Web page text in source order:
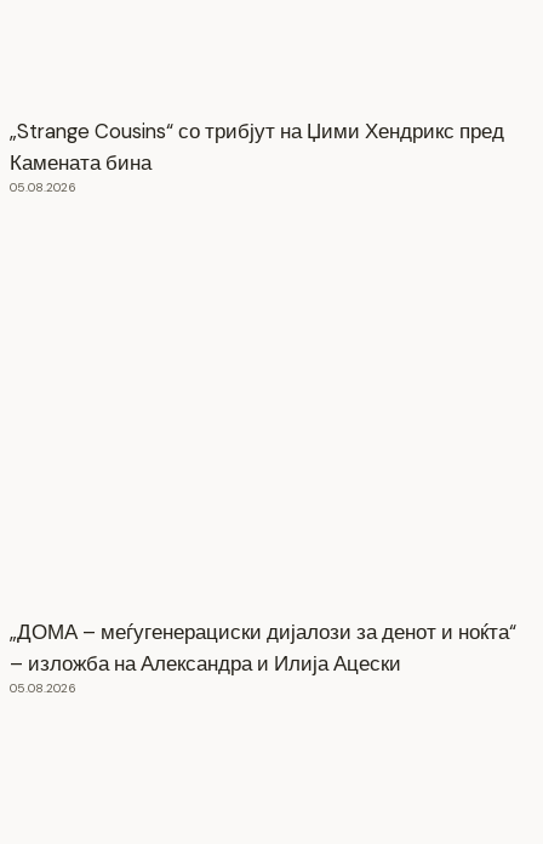
„Strange Cousins“ со трибјут на Џими Хендрикс пред
Камената бина
05.08.2026
„ДОМА – меѓугенерациски дијалози за денот и ноќта“
– изложба на Александра и Илија Ацески
05.08.2026